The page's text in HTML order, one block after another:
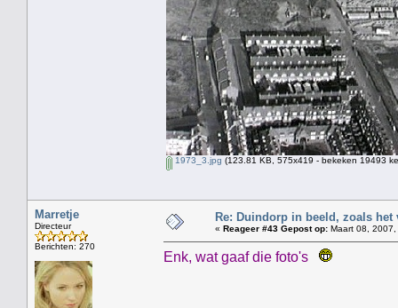
1973_3.jpg (123.81 KB, 575x419 - bekeken 19493
Marretje
Directeur
Berichten: 270
Re: Duindorp in beeld, zoals het
« Reageer #43 Gepost op: Maart 08,
Enk, wat gaaf die foto's